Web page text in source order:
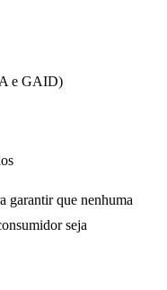
e GAID)
garantir que nenhuma
seja